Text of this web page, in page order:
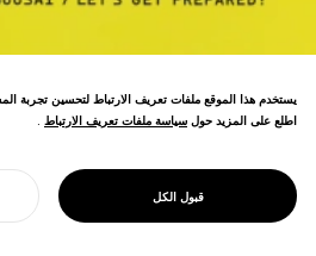
PROJECT
طوكيو بوساي
محولاً
يستخدم هذا الموقع ملفات تعريف الارتباط لتحسين تجربة
اطلع على المزيد حول سياسة ملفات تعريف الارتباط
سياسة ملفات تعريف الارتباط .
قبول الكل